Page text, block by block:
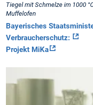
Tiegel mit Schmelze im 1000
Muffelofen
Bayerisches
Verbraucherschutz:
Projekt MiKa